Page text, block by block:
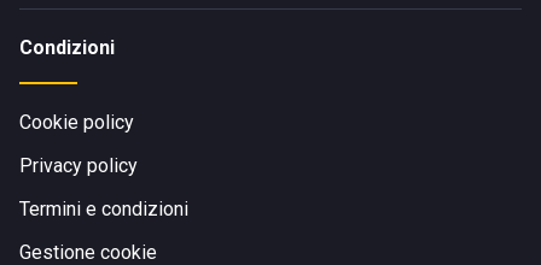
Condizioni
Cookie policy
Privacy policy
Termini e condizioni
Gestione cookie